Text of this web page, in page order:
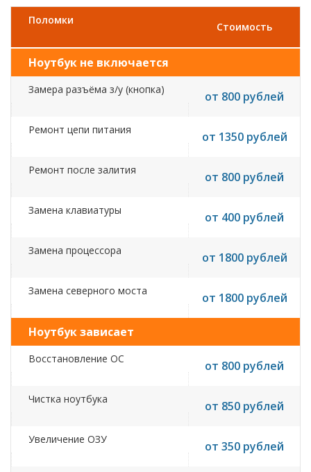
Поломки
Стоимость
Ноутбук не включается
Замера разъёма з/у (кнопка) от 800 рублей
Ремонт цепи питания от 1350 рублей
Ремонт после залития от 800 рублей
Замена клавиатуры от 400 рублей
Замена процессора от 1800 рублей
Замена северного моста от 1800 рублей
Ноутбук зависает
Восстановление ОС от 800 рублей
Чистка ноутбука от 850 рублей
Увеличение ОЗУ от 350 рублей